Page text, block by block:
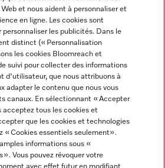
et nous aident à personnaliser et
en ligne. Les cookies sont
les publicités. Dans le
distinct (« Personnalisation
les cookies Bloomreach et
suivi pour collecter des informations
d'utilisateur, que nous attribuons à
adapter le contenu que nous vous
canaux. En sélectionnant « Accepter
acceptez tous les cookies et
que les cookies et technologies
« Cookies essentiels seulement».
informations sous «
». Vous pouvez révoquer votre